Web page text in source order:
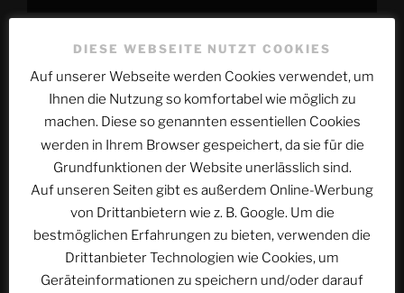
mehrere Welten nur auf ihren eigenen Vorteil bedacht
sind und bereits geschlossene Abkommen nicht mehr
einhalten wollen. Angefeuert werden die Konflikte
durch eine aus dem Hintergrund agierende Macht, der
Jeff Holland versucht auf die Spur zu kommen…
VERÖFFENTLICHT
31. DEZEMBER 2018
ACSOLAR #160: Rubikon
DIESE WEBSEITE NUTZT COOKIES
Auf unserer Webseite werden Cookies verwendet, um
Ihnen die Nutzung so komfortabel wie möglich zu
machen. Diese so genannten essentiellen Cookies
werden in Ihrem Browser gespeichert, da sie für die
Grundfunktionen der Website unerlässlich sind.
Auf unseren Seiten gibt es außerdem Online-Werbung
von Drittanbietern wie z. B. Google. Um die
bestmöglichen Erfahrungen zu bieten, verwenden die
Drittanbieter Technologien wie Cookies, um
Geräteinformationen zu speichern und/oder darauf